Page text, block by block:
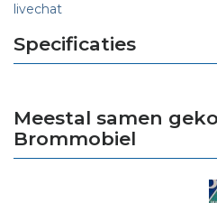
livechat
Specificaties
Meestal samen
Brommobiel